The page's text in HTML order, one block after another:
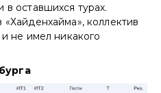
оставшихся турах.
коллектив
не имел никакого